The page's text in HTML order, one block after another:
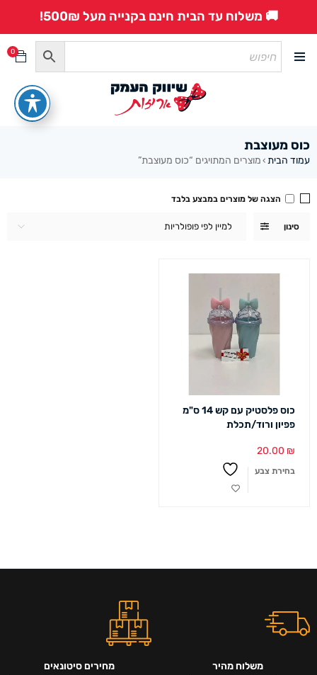
🚚 משלוח עד הבית חינם בקנייה מעל 500₪!
0
כוס מעוצבת
עמוד הבית › מוצרים המתויגים “כוס מעוצבת”
סינון למיין לפי פופולריות
הצגה של מוצרים במבצע בלבד
כוס פלסטיק עם קש 14 ס"מ
פפיון ורוד/תכלת
20.00 ₪
בחירת צבע
משלוח מהיר
מחירים סיטונאים